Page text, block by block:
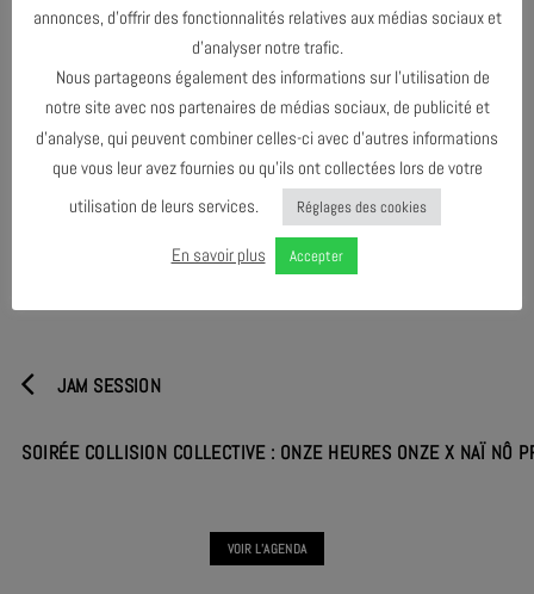
PARTAGER & COMMENTER
JAM SESSION
SOIRÉE COLLISION COLLECTIVE : ONZE HEURES ONZE X NAÏ NÔ
VOIR L'AGENDA
annonces, d’offrir des fonctionnalités relatives aux médias sociaux et
d’analyser notre trafic.
Nous partageons également des informations sur l’utilisation de
notre site avec nos partenaires de médias sociaux, de publicité et
d’analyse, qui peuvent combiner celles-ci avec d’autres informations
que vous leur avez fournies ou qu’ils ont collectées lors de votre
utilisation de leurs services.
Réglages des cookies
En savoir plus Accepter